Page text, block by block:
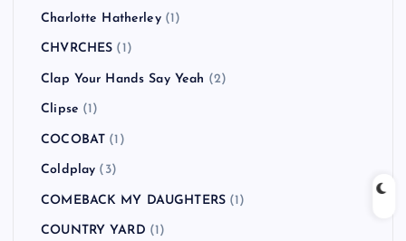
Charlotte Hatherley(1)
CHVRCHES (1)
Clap Your Hands Say Yeah (2)
Clipse (1)
COCOBAT (1)
Coldplay (3)
COMEBACK MY DAUGHTERS (1)
COUNTRY YARD (1)